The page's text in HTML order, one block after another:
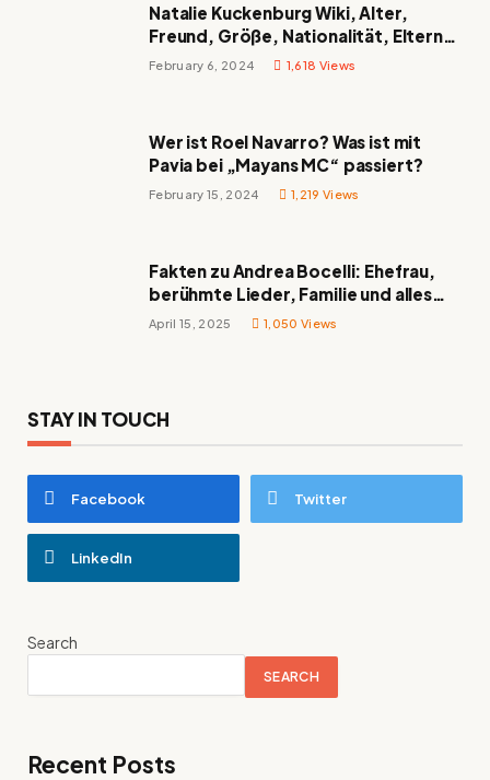
Natalie Kuckenburg Wiki, Alter,
Freund, Größe, Nationalität, Eltern
und mehr
February 6, 2024 1,618 Views
Wer ist Roel Navarro? Was ist mit
Pavia bei „Mayans MC“ passiert?
February 15, 2024 1,219 Views
Fakten zu Andrea Bocelli: Ehefrau,
berühmte Lieder, Familie und alles
Wissenswerte über den italienischen
April 15, 2025 1,050 Views
STAY IN TOUCH
Facebook Twitter
LinkedIn
Search
SEARCH
Recent Posts